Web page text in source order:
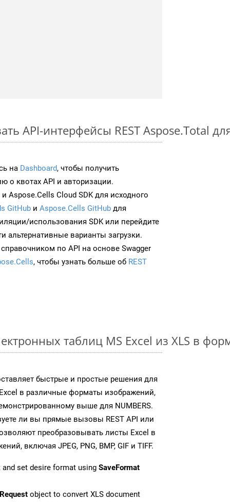
API-интерфейсы REST Aspose.Total
на Dashboard, чтобы получить
о квотах API и авторизации.
Aspose.Cells Cloud SDK для исходного
GitHub и Aspose.Cells GitHub для
использования SDK или перейдите
альтернативные варианты загрузки.
по API на основе Swagger
, чтобы узнать больше об REST
таблиц MS Excel из XLS в
быстрые и простые решения для
в различные форматы изображений,
выше для NUMBERS.
ли вы прямые вызовы REST API или
преобразовывать листы Excel в
включая JPEG, PNG, BMP, GIF и TIFF.
set desire format using SaveFormat
object to convert XLS document